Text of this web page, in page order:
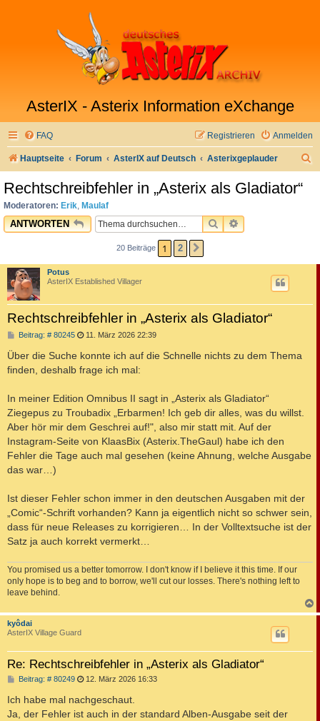
AsterIX - Asterix Information eXchange
FAQ Anmelden
Registrieren
Hauptseite Forum AsterIX auf Deutsch Asterixgeplauder
Rechtschreibfehler in „Asterix als Gladiator“
Moderatoren: Erik, Maulaf
ANTWORTEN SUCHEERWEITERTE
20 Beiträge 1 2
Potus
AsterIX Established Villager
Rechtschreibfehler in „Asterix als Gladiator“
Beitrag: # 80245B
i
t
r
11. März 2026 22:39
Über die Suche konnte ich auf die Schnelle nichts zu dem Thema
finden, deshalb frage ich mal:
In meiner Edition Omnibus II sagt in „Asterix als Gladiator“
Ziegepus zu Troubadix „Erbarmen! Ich geb dir alles, was du willst.
Aber hör mir dem Geschrei auf!", also mir statt mit. Auf der
Instagram-Seite von KlaasBix (Asterix.TheGaul) habe ich den
Fehler die Tage auch mal gesehen (keine Ahnung, welche Ausgabe
das war…)
Ist dieser Fehler schon immer in den deutschen Ausgaben mit der
„Comic“-Schrift vorhanden? Kann ja eigentlich nicht so schwer sein,
dass für neue Releases zu korrigieren… In der Volltextsuche ist der
Satz ja auch korrekt vermerkt…
You promised us a better tomorrow. I don't know if I believe it this time. If our
only hope is to beg and to borrow, we'll cut our losses. There's nothing left to
leave behind.
a
kyôdai
AsterIX Village Guard
Re: Rechtschreibfehler in „Asterix als Gladiator“
Beitrag: # 80249B
i
t
r
12. März 2026 16:33
Ich habe mal nachgeschaut.
Ja, der Fehler ist auch in der standard Alben-Ausgabe seit der